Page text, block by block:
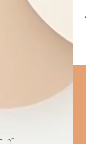
、